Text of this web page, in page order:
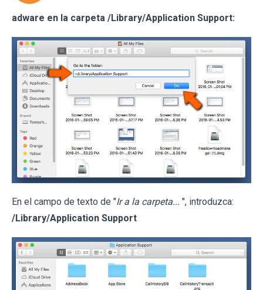
adware en la carpeta /Library/Application Support:
En el campo de texto de "Ir a la carpeta... ", introduzca:
/Library/Application Support